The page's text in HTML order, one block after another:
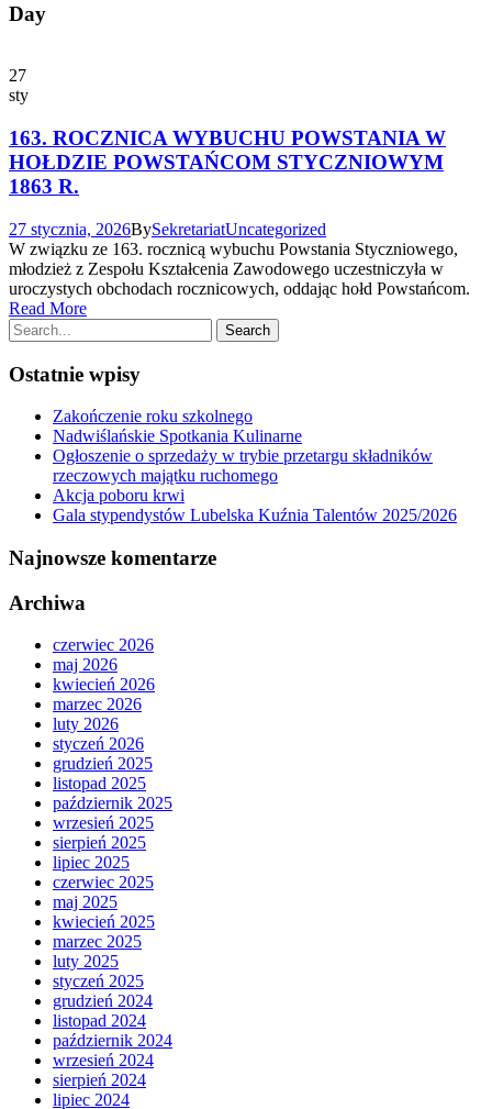
Day
27
sty
163. ROCZNICA WYBUCHU POWSTANIA W
HOŁDZIE POWSTAŃCOM STYCZNIOWYM
1863 R.
27 stycznia, 2026BySekretariatUncategorized
W związku ze 163. rocznicą wybuchu Powstania Styczniowego,
młodzież z Zespołu Kształcenia Zawodowego uczestniczyła w
uroczystych obchodach rocznicowych, oddając hołd Powstańcom.
Read More
Ostatnie wpisy
Zakończenie roku szkolnego
Nadwiślańskie Spotkania Kulinarne
Ogłoszenie o sprzedaży w trybie przetargu składników
rzeczowych majątku ruchomego
Akcja poboru krwi
Gala stypendystów Lubelska Kuźnia Talentów 2025/2026
Najnowsze komentarze
Archiwa
czerwiec 2026
maj 2026
kwiecień 2026
marzec 2026
luty 2026
styczeń 2026
grudzień 2025
listopad 2025
październik 2025
wrzesień 2025
sierpień 2025
lipiec 2025
czerwiec 2025
maj 2025
kwiecień 2025
marzec 2025
luty 2025
styczeń 2025
grudzień 2024
listopad 2024
październik 2024
wrzesień 2024
sierpień 2024
lipiec 2024